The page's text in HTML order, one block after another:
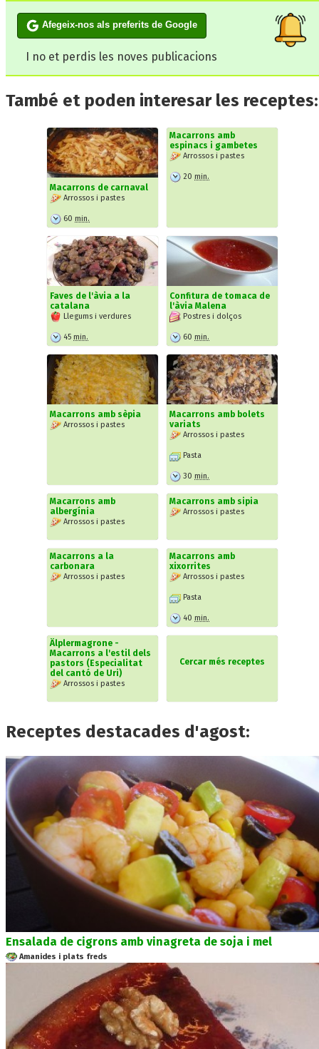
Afegeix-nos als preferits de Google
I no et perdis les noves publicacions
També et poden interesar les receptes:
Macarrons de carnaval
Arrossos i pastes
60 min.
Macarrons amb
espinacs i gambetes
Arrossos i pastes
20 min.
Faves de l'àvia a la
catalana
Llegums i verdures
45 min.
Confitura de tomaca de
l'àvia Malena
Postres i dolços
60 min.
Macarrons amb sèpia
Arrossos i pastes
Macarrons amb bolets
variats
Arrossos i pastes
Pasta
30 min.
Macarrons amb
albergínia
Arrossos i pastes
Macarrons amb sipia
Arrossos i pastes
Macarrons a la
carbonara
Arrossos i pastes
Macarrons amb
xixorrites
Arrossos i pastes
Pasta
40 min.
Älplermagrone -
Macarrons a l'estil dels
pastors (Especialitat
del cantó de Uri)
Arrossos i pastes
Cercar més receptes
Receptes destacades d'agost:
Ensalada de cigrons amb vinagreta de soja i mel
Amanides i plats freds